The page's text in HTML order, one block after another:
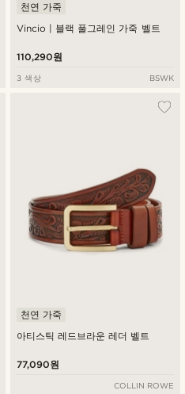
Vincio | 블랙 풀그레인 가죽 벨트
천연 가죽
110,290원
3 색상 BSWK
아티스틱 레드브라운 레더 벨트
천연 가죽
77,090원
COLLIN ROWE